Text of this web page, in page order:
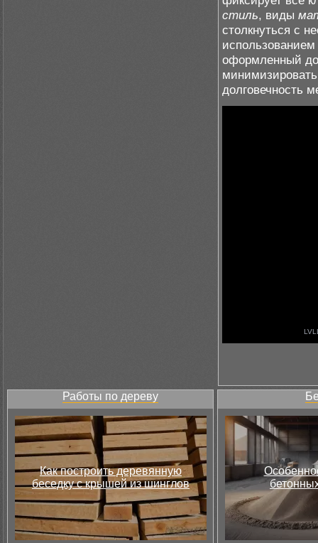
стиль, виды
столкнуться с
оформленный
долговечность
Работы по дереву
Как построить деревянную
беседку с крышей из шинглов